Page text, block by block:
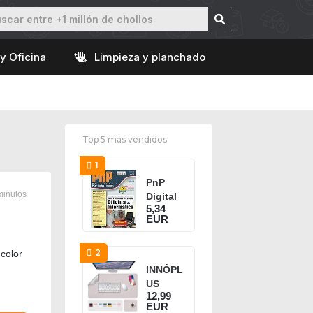
Oficina Limpieza y planchado
Top 5 más vendidos
1
PnP
Digital
nº 25 -
Monte
tre
sua...
5,34
EUR
2
INNÔPL
US
Alfombr
12,99
EUR